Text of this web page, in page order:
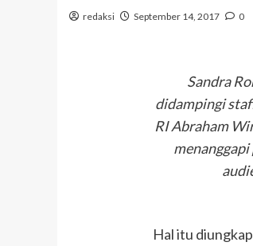
redaksi September 14, 2017 0
Sandra
didampingi
RI Abraham
Hal itu